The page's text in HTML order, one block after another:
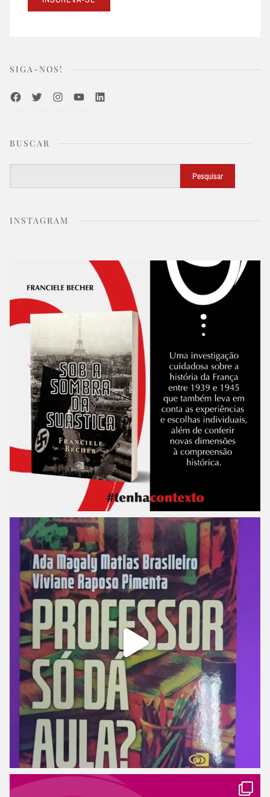
SIGA-NOS!
FacebookTwitterInstagramYoutubeLinkedIn
BUSCAR
Pesquisar
INSTAGRAM